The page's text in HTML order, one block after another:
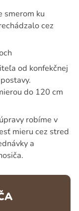
smerom ku
cez
od konfekčnej
do 120 cm
robíme v
mieru cez stred
a